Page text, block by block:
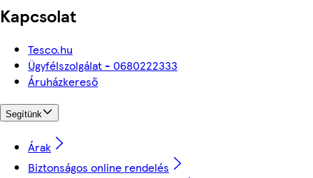
Kapcsolat
Tesco.hu
Ügyfélszolgálat - 0680222333
Áruházkereső
Segítünk
Árak
Biztonságos online rendelés